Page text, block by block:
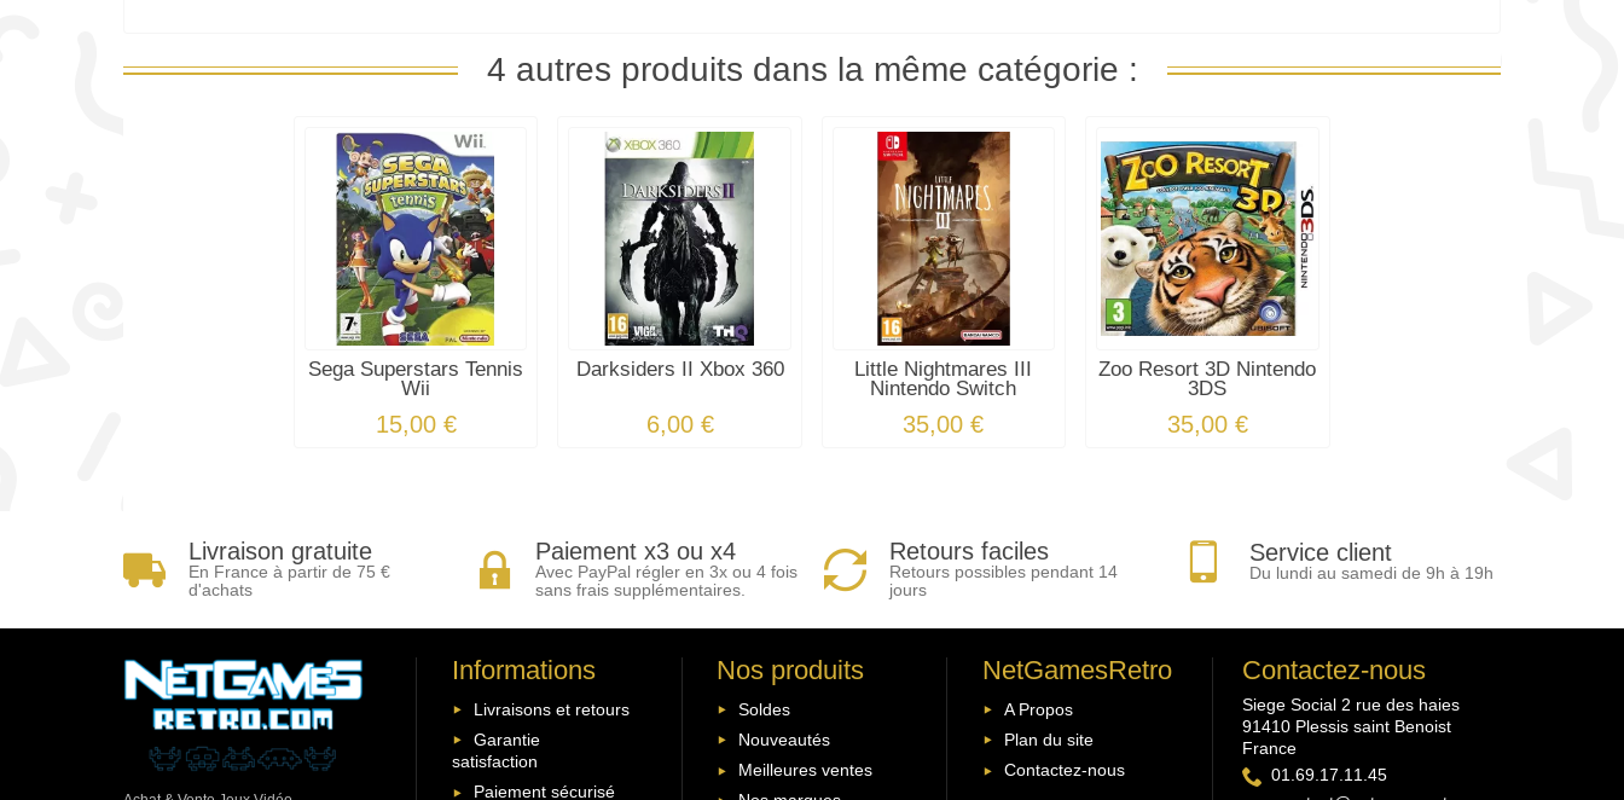
4 autres produits dans la même catégorie :
Sega Superstars Tennis
Wii
15,00 €
Darksiders II Xbox 360
6,00 €
Little Nightmares III
Nintendo Switch
35,00 €
Zoo Resort 3D Nintendo
3DS
35,00 €
Livraison gratuite
En France à partir de 75 €
d'achats
Paiement x3 ou x4
Avec PayPal régler en 3x ou 4 fois
sans frais supplémentaires.
Retours faciles
Retours possibles pendant 14
jours
Service client
Du lundi au samedi de 9h à 19h
Informations
Livraisons et retours
Garantie
satisfaction
Paiement sécurisé
Nos produits
Soldes
Nouveautés
Meilleures ventes
NetGamesRetro
A Propos
Plan du site
Contactez-nous
Contactez-nous
Siege Social 2 rue des haies
91410 Plessis saint Benoist
France
01.69.17.11.45